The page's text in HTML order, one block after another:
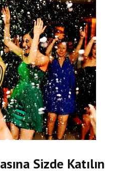
Sizde Katılın